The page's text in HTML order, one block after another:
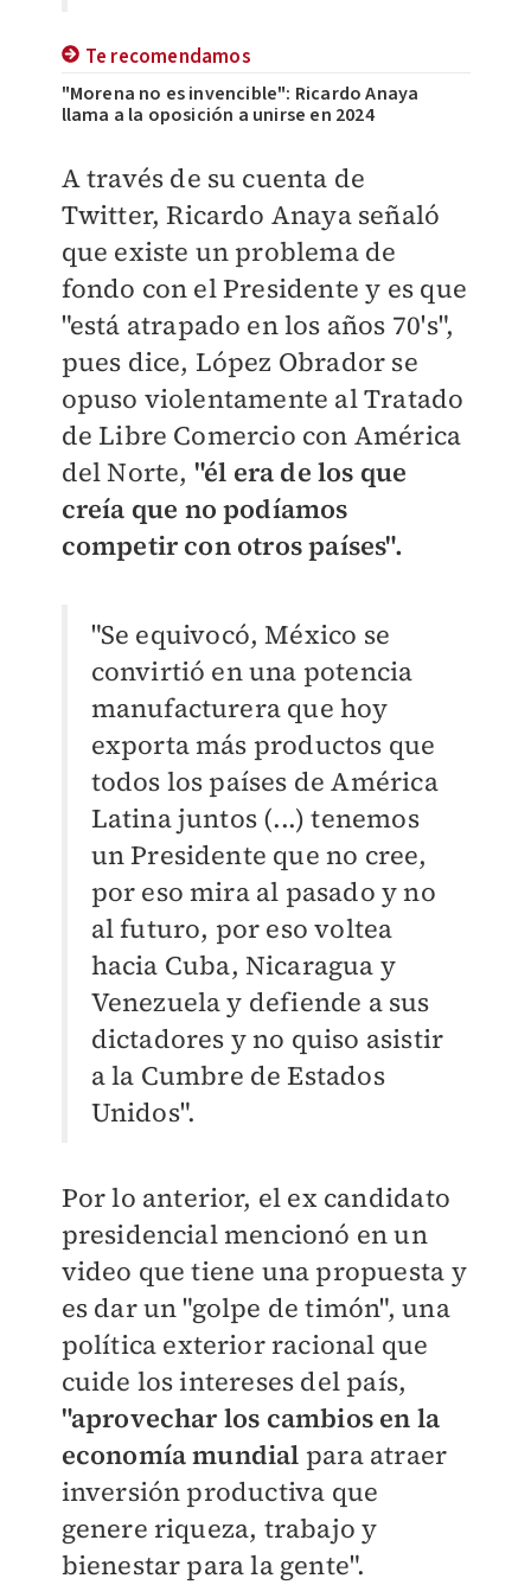
Te recomendamos
"Morena no es invencible": Ricardo Anaya
llama a la oposición a unirse en 2024
A través de su cuenta de
Twitter, Ricardo Anaya señaló
que existe un problema de
fondo con el Presidente y es que
"está atrapado en los años 70's",
pues dice, López Obrador se
opuso violentamente al Tratado
de Libre Comercio con América
del Norte, "él era de los que
creía que no podíamos
competir con otros países".
"Se equivocó, México se
convirtió en una potencia
manufacturera que hoy
exporta más productos que
todos los países de América
Latina juntos (...) tenemos
un Presidente que no cree,
por eso mira al pasado y no
al futuro, por eso voltea
hacia Cuba, Nicaragua y
Venezuela y defiende a sus
dictadores y no quiso asistir
a la Cumbre de Estados
Unidos".
Por lo anterior, el ex candidato
presidencial mencionó en un
video que tiene una propuesta y
es dar un "golpe de timón", una
política exterior racional que
cuide los intereses del país,
"aprovechar los cambios en la
economía mundial para atraer
inversión productiva que
genere riqueza, trabajo y
bienestar para la gente".